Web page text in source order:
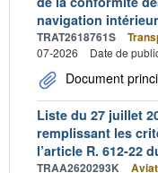
navigation
TRAT2618761S
07-2026
Date de
Document
Liste du 27 juillet
remplissant les
l’article R. 612-22
TRAA2620293K